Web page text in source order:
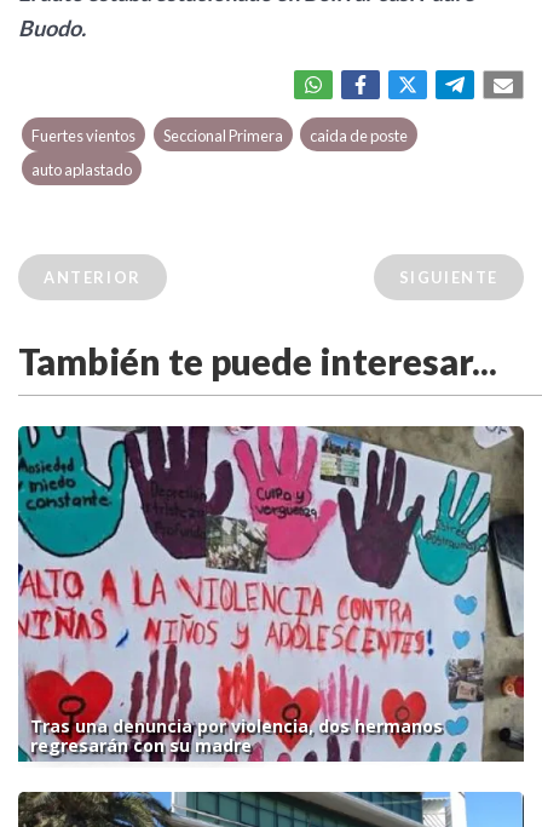
Buodo.
Fuertes vientos Seccional Primera
caida de poste
auto aplastado
ANTERIOR SIGUIENTE
También te puede interesar...
Tras una denuncia por violencia, dos hermanos
regresarán con su madre